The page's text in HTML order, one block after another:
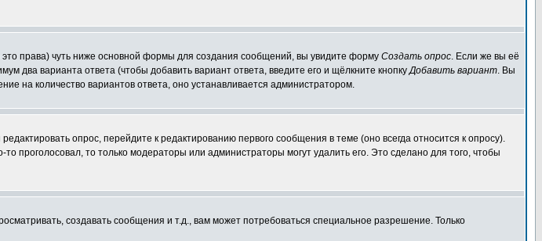
это права) чуть ниже основной формы для создания сообщений, вы увидите форму Создать опрос. Если же вы её
два варианта ответа (чтобы добавить вариант ответа, введите его и щёлкните кнопкуДобавить вариант. Вы
на количество вариантов ответа, оно устанавливается администратором.
опрос, перейдите к редактированию первого сообщения в теме (оно всегда относится к опросу).
проголосовал, то только модераторы или администраторы могут удалить его. Это сделано для того, чтобы
создавать сообщения и т.д., вам может потребоваться специальное разрешение. Только